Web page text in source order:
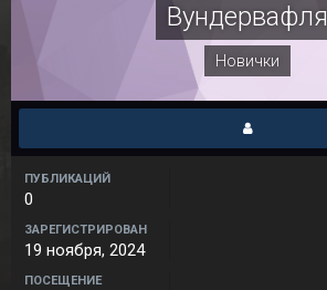
Вундервафля
Новички
ПУБЛИКАЦИЙ
0
ЗАРЕГИСТРИРОВАН
19 ноября, 2024
ПОСЕЩЕНИЕ